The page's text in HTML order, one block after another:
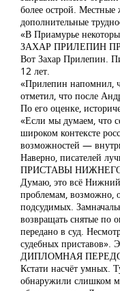
более острой. Местные
дополнительные
«В Приамурье
ЗАХАР ПРИЛЕПИН
Вот Захар Прилепин.
12 лет.
«Прилепин напомнил,
отметил, что после
По его оценке,
«Если мы думаем, что
широком контексте
возможностей —
Наверно, писателей
ПРИСТАВЫ
Думаю, это всё
проблемам, возможно,
подсудимых.
возвращать снятые по
передано в суд.
судебных
ДИПЛОМНАЯ
Кстати насчёт
обнаружили слишком